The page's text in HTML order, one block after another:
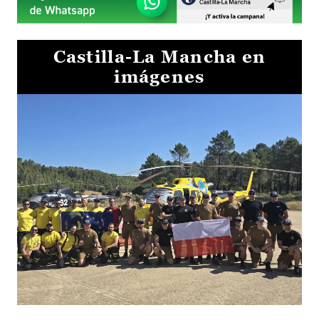
Castilla-La Mancha en
imágenes